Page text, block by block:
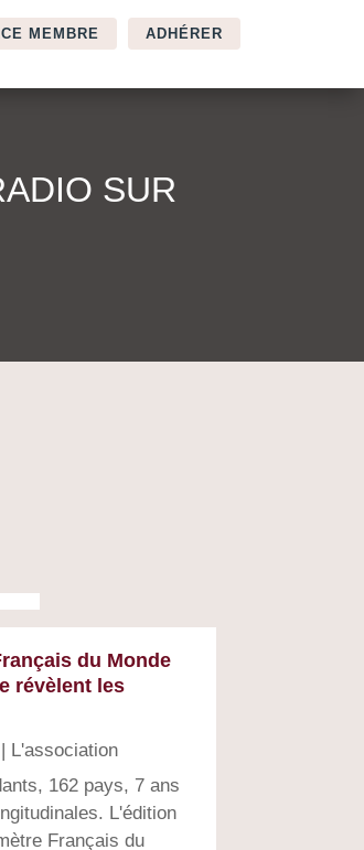
MEMBRE ADHÉRER
SUR
du Monde
révèlent les
L'association
162 pays, 7 ans
L'édition
Français du